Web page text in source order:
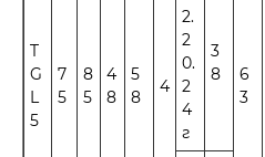
T
G
L
5
7
5
8
5
4
8
5
8
4
6
3
2.
2
0.
2
4
г
3
8